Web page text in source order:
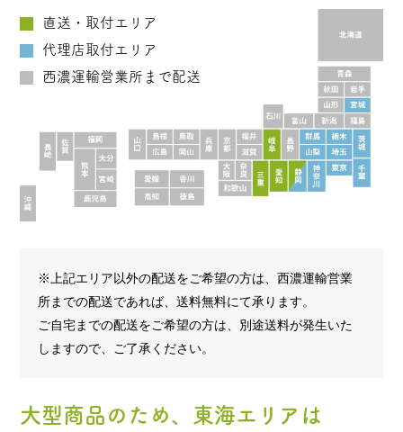
直送・取付エリア
代理店取付エリア
西濃運輸営業所まで配送
※上記エリア以外の配送をご希望の方は、西濃運輸営業
所までの配送であれば、送料無料にて承ります。
ご自宅までの配送をご希望の方は、別途送料が発生いた
しますので、ご了承ください。
大型商品のため、東海エリアは